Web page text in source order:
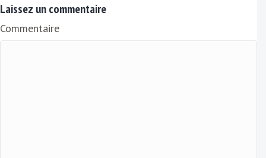
Laissez un commentaire
Commentaire